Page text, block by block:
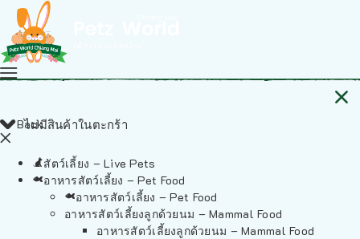
ไม่มีสินค้าในตะกร้า
Back
สัตว์เลี้ยง – Live Pets
อาหารสัตว์เลี้ยง – Pet Food
อาหารสัตว์เลี้ยง – Pet Food
อาหารสัตว์เลี้ยงลูกด้วยนม – Mammal Food
อาหารสัตว์เลี้ยงลูกด้วยนม – Mammal Food